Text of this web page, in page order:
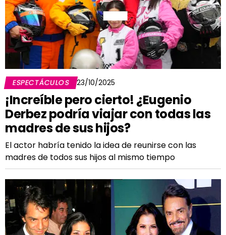
ESPECTÁCULOS 23/10/2025
¡Increíble pero cierto! ¿Eugenio
Derbez podría viajar con todas las
madres de sus hijos?
El actor habría tenido la idea de reunirse con las
madres de todos sus hijos al mismo tiempo